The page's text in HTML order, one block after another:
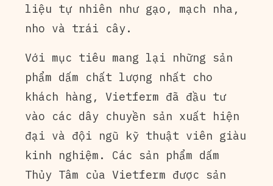
liệu tự nhiên như gạo, mạch nha,
nho và trái cây.
Với mục tiêu mang lại những sản
phẩm dấm chất lượng nhất cho
khách hàng, Vietferm đã đầu tư
vào các dây chuyền sản xuất hiện
đại và đội ngũ kỹ thuật viên giàu
kinh nghiệm. Các sản phẩm dấm
Thủy Tâm của Vietferm được sản